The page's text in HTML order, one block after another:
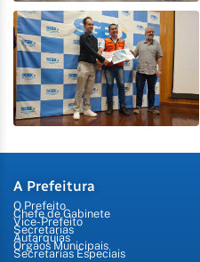
A Prefeitura
O Prefeito
Chefe de Gabinete
Vice-Prefeito
Secretarias
Autarquias
Órgãos Municipais
Secretarias Especiais